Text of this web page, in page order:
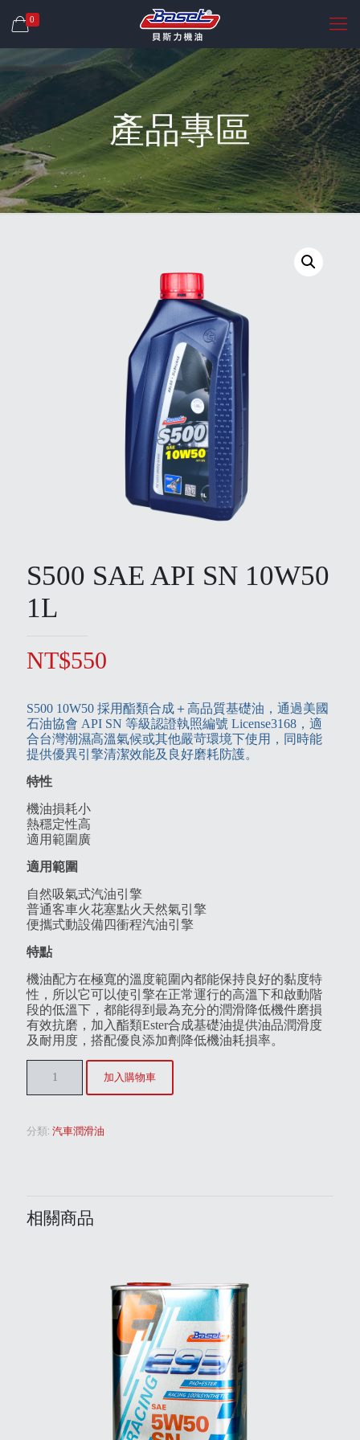
0
產品專區
S500 SAE API SN 10W50
1L
NT$550
S500 10W50 採用酯類合成＋高品質基礎油，通過美國
石油協會 API SN 等級認證執照編號 License3168，適
合台灣潮濕高溫氣候或其他嚴苛環境下使用，同時能
提供優異引擎清潔效能及良好磨耗防護。
特性
機油損耗小
熱穩定性高
適用範圍廣
適用範圍
自然吸氣式汽油引擎
普通客車火花塞點火天然氣引擎
便攜式動設備四衝程汽油引擎
特點
機油配方在極寬的溫度範圍內都能保持良好的黏度特
性，所以它可以使引擎在正常運行的高溫下和啟動階
段的低溫下，都能得到最為充分的潤滑降低機件磨損
有效抗磨，加入酯類Ester合成基礎油提供油品潤滑度
及耐用度，搭配優良添加劑降低機油耗損率。
加入購物車
分類: 汽車潤滑油
相關商品